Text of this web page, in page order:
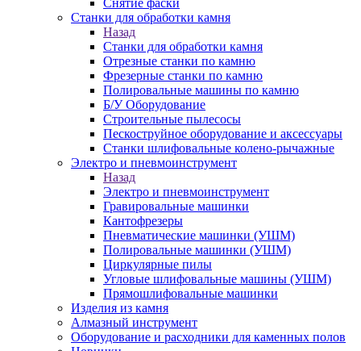
Снятие фаски
Станки для обработки камня
Назад
Станки для обработки камня
Отрезные станки по камню
Фрезерные станки по камню
Полировальные машины по камню
Б/У Оборудование
Строительные пылесосы
Пескоструйное оборудование и аксессуары
Станки шлифовальные колено-рычажные
Электро и пневмоинструмент
Назад
Электро и пневмоинструмент
Гравировальные машинки
Кантофрезеры
Пневматические машинки (УШМ)
Полировальные машинки (УШМ)
Циркулярные пилы
Угловые шлифовальные машины (УШМ)
Прямошлифовальные машинки
Изделия из камня
Алмазный инструмент
Оборудование и расходники для каменных полов